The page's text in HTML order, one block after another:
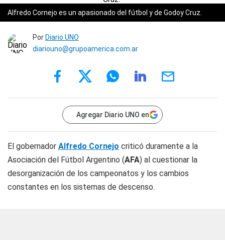
Alfredo Cornejo es un apasionado del fútbol y de Godoy Cruz.
Por Diario UNO
diariouno@grupoamerica.com.ar
Agregar Diario UNO en
El gobernador Alfredo Cornejo criticó duramente a la
Asociación del Fútbol Argentino (AFA) al cuestionar la
desorganización de los campeonatos y los cambios
constantes en los sistemas de descenso.